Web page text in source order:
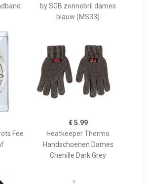
by SGB zonnebril dames
blauw (MS33)
Fee
€ 5.99
Heatkeeper Thermo
Handschoenen Dames
Chenille Dark Grey